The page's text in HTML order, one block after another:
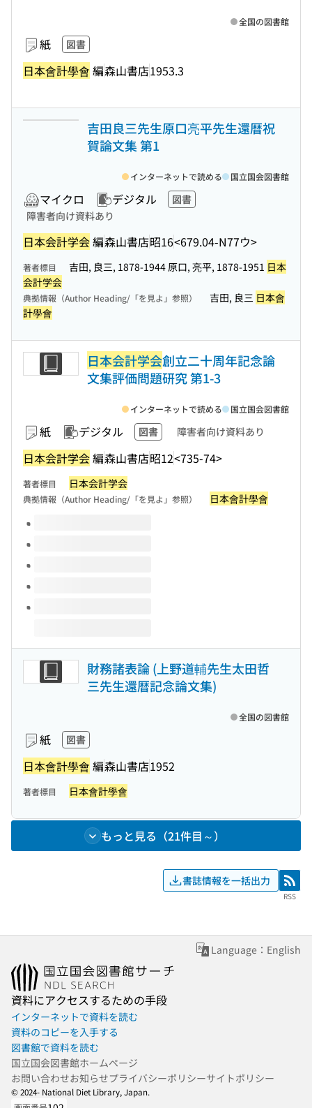
紙 図書
日本會計學會 編森山書店1953.3
全国の図書館
吉田良三先生原口亮平先生還暦祝
賀論文集 第1
マイクロ デジタル
図書
障害者向け資料あり
日本会計学会編森山書店昭16<679.04-N77ウ>
インターネットで読める 国立国会図書館
著者標目 吉田, 良三, 1878-1944 原口, 亮平, 1878-1951 日本
会計学会
典拠情報（Author Heading/「を見よ」参照） 吉田, 良三 日本會
計學會
日本会計学会創立二十周年記念論
文集評価問題研究 第1-3
紙 デジタル 図書 障害者向け資料あり
日本会計学会編森山書店昭12<735-74>
インターネットで読める 国立国会図書館
著者標目 日本会計学会
典拠情報（Author Heading/「を見よ」参照） 日本會計學會
このタイトルの巻号
財務諸表論 (上野道輔先生太田哲
三先生還暦記念論文集)
紙 図書
日本會計學會 編森山書店1952
全国の図書館
著者標目 日本會計學會
もっと見る（21件目～）
書誌情報を一括出力 RSS
RSS
Language：English
資料にアクセスするための手段
インターネットで資料を読む
資料のコピーを入手する
図書館で資料を読む
国立国会図書館ホームページ
お問い合わせお知らせプライバシーポリシーサイトポリシー
© 2024- National Diet Library, Japan.